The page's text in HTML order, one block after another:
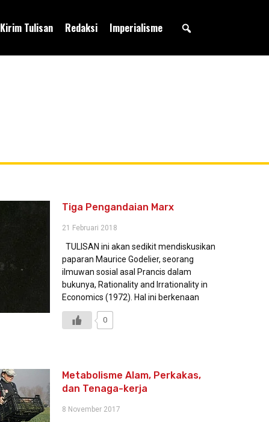
Kirim Tulisan Redaksi Imperialisme
Tiga Pengandaian Marx
21 Februari 2018
TULISAN ini akan sedikit mendiskusikan
paparan Maurice Godelier, seorang
ilmuwan sosial asal Prancis dalam
bukunya, Rationality and Irrationality in
Economics (1972). Hal ini berkenaan
0
Metabolisme Alam, Perkakas,
dan Tenaga-kerja
8 November 2017